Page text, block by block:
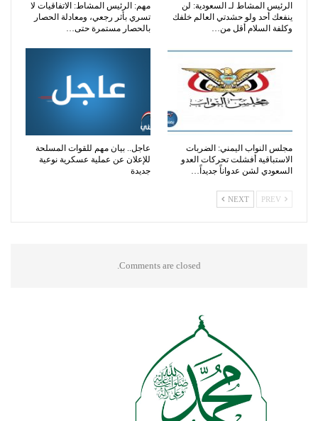
الرئيس المشاط لـ السعودية: لن
ينفعك أحد ولو حشدتي العالم خلفك
وكلفة السلام أقل من…
مهم: الرئيس المشاط: الاتفاقيات لا
تسري بأثر رجعي، ومعادلة الحصار
بالحصار مستمرة حتى…
مجلس النواب اليمني: الضربات
الاستباقية أفشلت تحركات العدو
السعودي لشن عدواناً جديداً…
عاجل.. بيان مهم للقوات المسلحة
للإعلان عن عملية عسكرية نوعية
جديدة
NEXT
Comments are closed.